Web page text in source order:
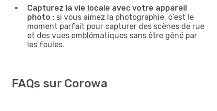
Capturez la vie locale avec votre appareil
photo : si vous aimez la photographie, c’est le
moment parfait pour capturer des scènes de rue
et des vues emblématiques sans être gêné par
les foules.
FAQs sur Corowa